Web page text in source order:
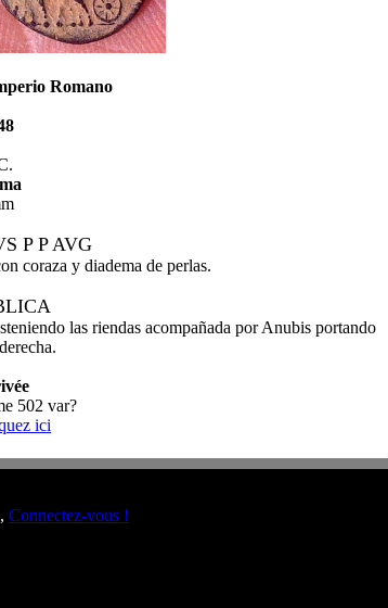
Romano
P P AVG
coraza y diadema de perlas.
las riendas acompañada por Anubis portando
502 var?
ici
Connectez-vous !